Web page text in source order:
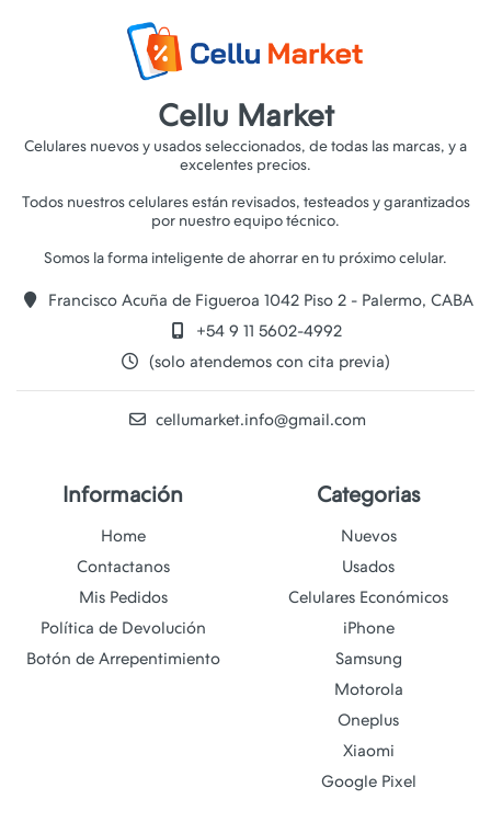
Cellu Market
Celulares nuevos y usados seleccionados, de todas las marcas, y a
excelentes precios.
Todos nuestros celulares están revisados, testeados y garantizados
por nuestro equipo técnico.
Francisco Acuña de Figueroa 1042 Piso 2 - Palermo, CABA
+54 9 11 5602-4992
(solo atendemos con cita previa)
cellumarket.info@gmail.com
Información
Home
Contactanos
Mis Pedidos
Política de Devolución
Botón de Arrepentimiento
Categorias
Nuevos
Usados
Celulares Económicos
iPhone
Samsung
Motorola
Oneplus
Xiaomi
Google Pixel